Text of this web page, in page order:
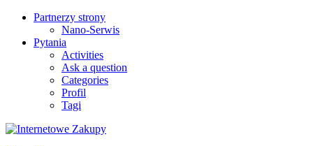
Partnerzy strony
Nano-Serwis
Pytania
Activities
Ask a question
Categories
Profil
Tagi